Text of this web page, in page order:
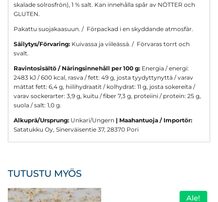
skalade solrosfrön), 1 % salt. Kan innehålla spår av NÖTTER och
GLUTEN.
Pakattu suojakaasuun. / Förpackad i en skyddande atmosfär.
Säilytys/Förvaring: Kuivassa ja viileässä. / Förvaras torrt och
svalt.
Ravintosisältö / Näringsinnehåll per 100 g: Energia / energi:
2483 kJ / 600 kcal, rasva / fett: 49 g, josta tyydyttynyttä / varav
mättat fett: 6,4 g, hiilihydraatit / kolhydrat: 11 g, josta sokereita /
varav sockerarter: 3,9 g, kuitu / fiber 7,3 g, proteiini / protein: 25 g,
suola / salt: 1,0 g.
Alkuprä/Ursprung: Unkari/Ungern | Maahantuoja / Importör:
Satatukku Oy, Sinerväisentie 37, 28370 Pori
TUTUSTU MYÖS
Ale!